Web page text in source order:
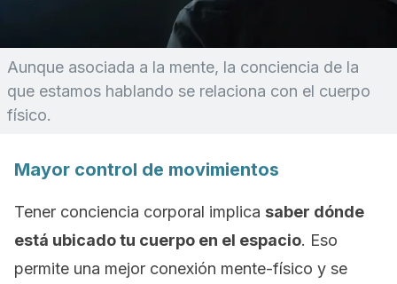
Aunque asociada a la mente, la conciencia de la
que estamos hablando se relaciona con el cuerpo
físico.
Mayor control de movimientos
Tener conciencia corporal implica saber dónde
está ubicado tu cuerpo en el espacio. Eso
permite una mejor conexión mente-físico y se